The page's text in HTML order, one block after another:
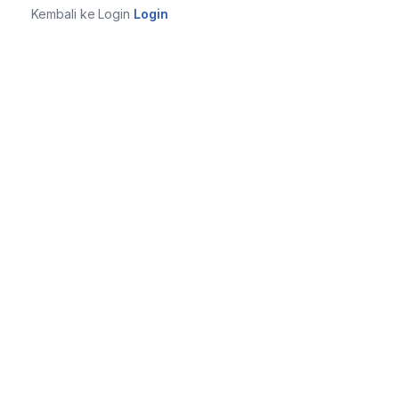
Kembali ke Login Login